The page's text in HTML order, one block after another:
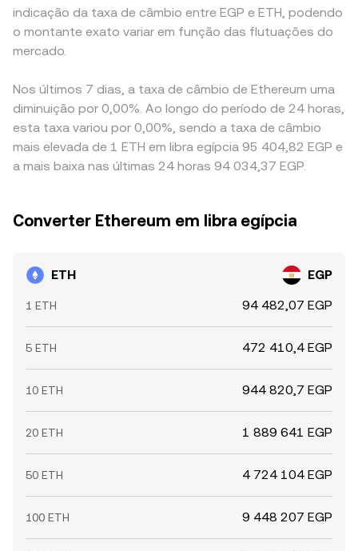
indicação da taxa de câmbio entre EGP e ETH, podendo
o montante exato variar em função das flutuações do
mercado.
Nos últimos 7 dias, a taxa de câmbio de Ethereum uma
diminuição por 0,00%. Ao longo do período de 24 horas,
esta taxa variou por 0,00%, sendo a taxa de câmbio
mais elevada de 1 ETH em libra egípcia 95 404,82 EGP e
a mais baixa nas últimas 24 horas 94 034,37 EGP.
Converter Ethereum em libra egípcia
ETH EGP
1 ETH 94 482,07 EGP
5 ETH 472 410,4 EGP
10 ETH 944 820,7 EGP
20 ETH 1 889 641 EGP
50 ETH 4 724 104 EGP
100 ETH 9 448 207 EGP